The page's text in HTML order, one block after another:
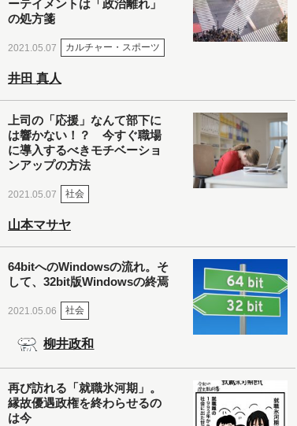
ーテイメントは「政治離れ」
の処方箋
2021.05.07 カルチャー・スポーツ
井田 真人
上司の「応援」なんて部下に
は響かない！？ 今すぐ職場
に導入するべきモチベーショ
ンアップの方法
2021.05.07 社会
山本マサヤ
64bitへのWindowsの流れ。そ
して、32bit版Windowsの終焉
2021.05.06 社会
柳井政和
再び訪れる「就職氷河期」。
縁故優遇政権を終わらせるの
は今